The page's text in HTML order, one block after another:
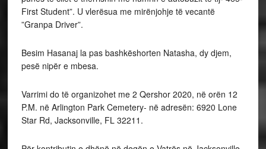
First Student”. U vlerësua me mirënjohje të vecantë
”Granpa Driver”.
Besim Hasanaj la pas bashkëshorten Natasha, dy djem,
pesë nipër e mbesa.
Varrimi do të organizohet me 2 Qershor 2020, në orën 12
P.M. në Arlington Park Cemetery- në adresën: 6920 Lone
Star Rd, Jacksonville, FL 32211.